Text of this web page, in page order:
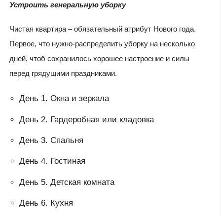
Устроить генеральную уборку
Чистая квартира – обязательный атрибут Нового года.
Первое, что нужно-распределить уборку на несколько
дней, чтоб сохранилось хорошее настроение и силы
перед грядущими праздниками.
День 1. Окна и зеркала
День 2. Гардеробная или кладовка
День 3. Спальня
День 4. Гостиная
День 5. Детская комната
День 6. Кухня